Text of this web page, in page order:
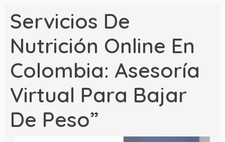
Servicios De
Nutrición Online En
Colombia: Asesoría
Virtual Para Bajar
De Peso”